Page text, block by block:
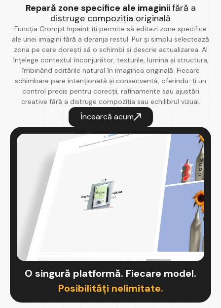
Repară zone specifice ale imaginiifără a
distruge compoziția originală
Funcția Crompt Inpaint îți permite să editezi zone specifice
ale unei imagini fără a deranja restul. Pur și simplu selectează
zona pe care dorești să o schimbi și descrie actualizarea. AI
înțelege contextul înconjurător, texturile, lumina și structura,
îmbinând editările natural în imaginea originală. Fiecare
schimbare pare intenționată și consecventă, oferindu-ți un
control precis pentru corecții, rafinamente sau ajustări
creative fără a distruge compoziția sau echilibrul vizual.
Încearcă acum
O singură platformă. Fiecare model.
Posibilități nelimitate.